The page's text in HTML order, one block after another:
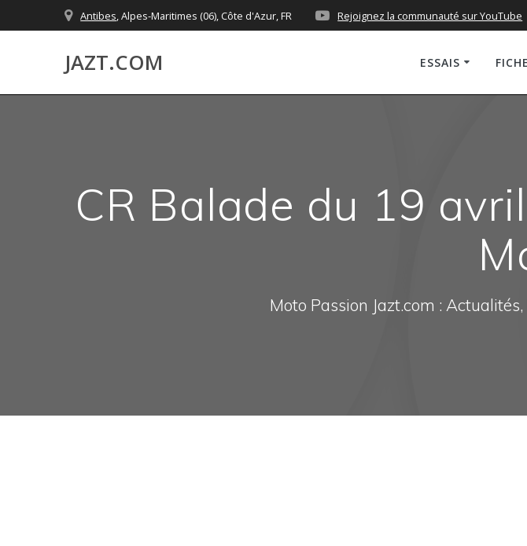
to
Antibes, Alpes-Maritimes (06), Côte d'Azur, FR Rejoignez la communauté sur YouTube
JAZT.COM ESSAIS
CR Balade du 19
Moto Passion Jazt.com :